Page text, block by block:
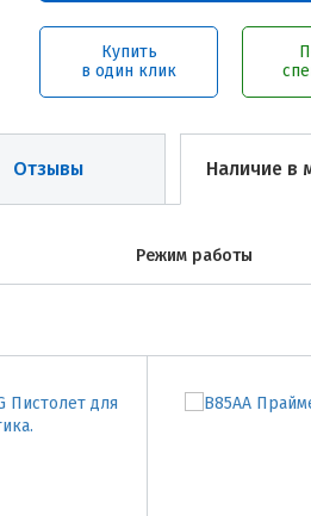
Купить
в один клик
Отзывы Наличие в
Режим работы